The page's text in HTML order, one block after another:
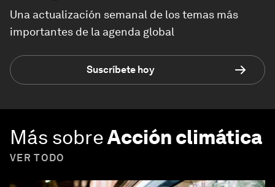
Una actualización semanal de los temas más
importantes de la agenda global
Suscríbete hoy
Más sobreAcción climática
VER TODO